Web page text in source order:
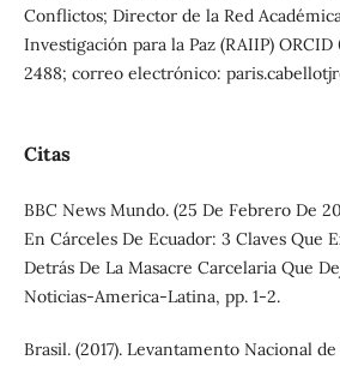
Conflictos; Director de la Red
Investigación para la Paz (RAIIP)
2488; correo electrónico:
Citas
BBC News Mundo. (25 De Febrero De
En Cárceles De Ecuador: 3 Claves Que
Detrás De La Masacre Carcelaria Que
Noticias-America-Latina, pp. 1-2.
Brasil. (2017). Levantamento Nacional